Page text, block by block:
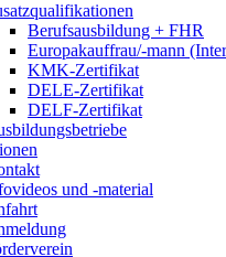
Berufsausbildung + FHR
Europakauffrau/-mann
KMK-Zertifikat
DELE-Zertifikat
DELF-Zertifikat
und -material